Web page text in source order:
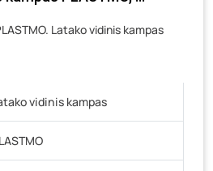
- 0 vienetų
- 10 vienetų
Rokiškis
- 0 vienetų
Latako vidinis kampas
vidinis kampas